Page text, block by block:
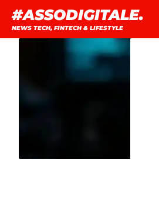
contenuto
#ASSODIGITALE.
NEWS TECH, FINTECH & LIFESTYLE